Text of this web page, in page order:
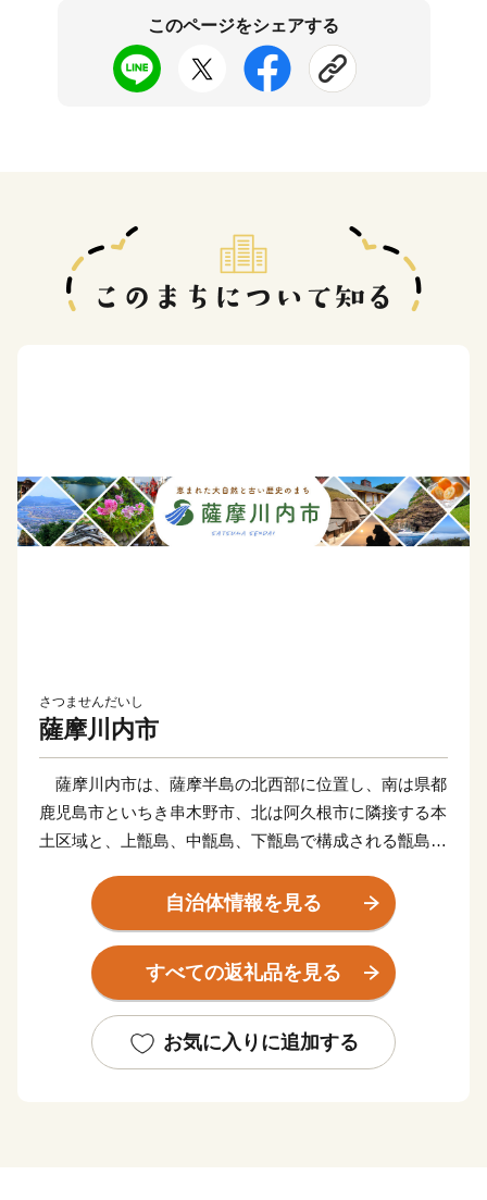
このページをシェアする
さつませんだいし
薩摩川内市
薩摩川内市は、薩摩半島の北西部に位置し、南は県都
鹿児島市といちき串木野市、北は阿久根市に隣接する本
土区域と、上甑島、中甑島、下甑島で構成される甑島区
砂青松の海岸線、市街部を悠々と流れる一級河川「川内
川」、藺牟田池をはじめとするみどり豊かな山々や湖、
地形の変化の美しい甑島、各地の温泉など、多種多様な
自然環境を有しています。当市が有するこれらの多彩で
県立自然公園、甑島県立自然公園に指定され、人々に親
しまれています。
自治体情報を見る
すべての返礼品を見る
お気に入りに追加する